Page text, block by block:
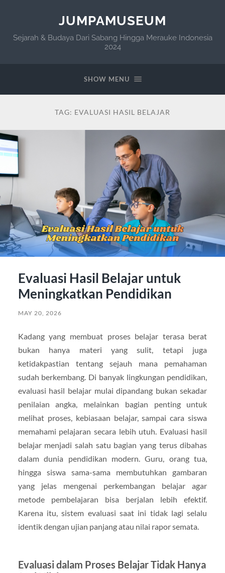
JUMPAMUSEUM
Sejarah & Budaya Dari Sabang Hingga Merauke Indonesia
2024
SHOW MENU
TAG: EVALUASI HASIL BELAJAR
Evaluasi Hasil Belajar untuk
Meningkatkan Pendidikan
MAY 20, 2026
Kadang yang membuat proses belajar terasa berat
bukan hanya materi yang sulit, tetapi juga
ketidakpastian tentang sejauh mana pemahaman
sudah berkembang. Di banyak lingkungan pendidikan,
evaluasi hasil belajar mulai dipandang bukan sekadar
penilaian angka, melainkan bagian penting untuk
melihat proses, kebiasaan belajar, sampai cara siswa
memahami pelajaran secara lebih utuh. Evaluasi hasil
belajar menjadi salah satu bagian yang terus dibahas
dalam dunia pendidikan modern. Guru, orang tua,
hingga siswa sama-sama membutuhkan gambaran
yang jelas mengenai perkembangan belajar agar
metode pembelajaran bisa berjalan lebih efektif.
Karena itu, sistem evaluasi saat ini tidak lagi selalu
identik dengan ujian panjang atau nilai rapor semata.
Evaluasi dalam Proses Belajar Tidak Hanya